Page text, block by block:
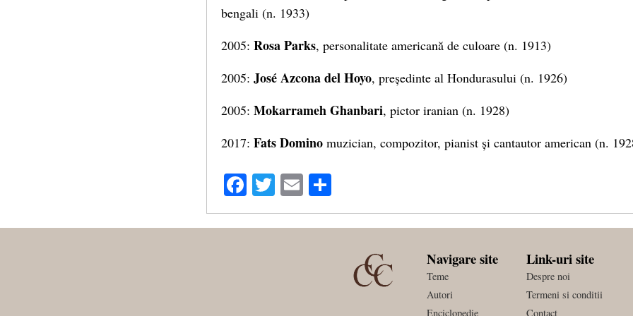
bengali (n. 1933)
2005: Rosa Parks, personalitate americană de culoare (n. 1913)
2005: José Azcona del Hoyo, președinte al Hondurasului (n. 1926)
2005: Mokarrameh Ghanbari, pictor iranian (n. 1928)
2017: Fats Domino muzician, compozitor, pianist și cantautor american (n.
Facebook
Twitter
Email
Navigare site
Teme
Autori
Enciclopedie
Link-uri site
Despre noi
Termeni si conditii
Contact